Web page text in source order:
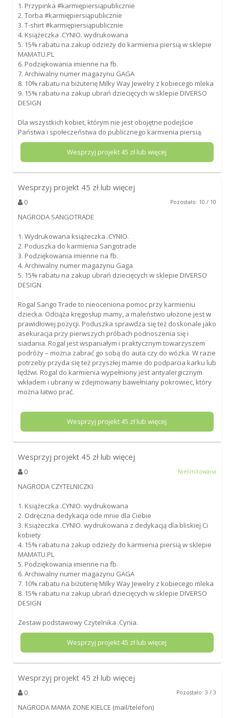
1. Przypinka #karmiępiersiąpublicznie
2. Torba #karmiępiersiąpublicznie
3. T-shirt #karmiępiersiąpublicznie
4. Książeczka .CYNIO. wydrukowana
5. 15% rabatu na zakup odzieży do karmienia piersią w sklepie
MAMATU.PL
6. Podziękowania imienne na fb.
7. Archiwalny numer magazynu GAGA
8. 10% rabatu na biżuterię Milky Way Jewelry z kobiecego mleka
9. 15% rabatu na zakup ubrań dziecięcych w sklepie DIVERSO
DESIGN
Dla wszystkich kobiet, którym nie jest obojętne podejście
Państwa i społeczeństwa do publicznego karmienia piersią.
Wesprzyj projekt45 zł lub więcej
Wesprzyj projekt 45 zł lub więcej
0 Pozostało: 10 / 10
NAGRODA SANGOTRADE
1. Wydrukowana książeczka .CYNIO.
2. Poduszka do karmienia Sangotrade
3. Podziękowania imienne na fb.
4. Archiwalny numer magazynu Gaga
5. 15% rabatu na zakup ubrań dziecięcych w sklepie DIVERSO
DESIGN
Rogal Sango Trade to nieoceniona pomoc przy karmieniu
dziecka. Odciąża kręgosłup mamy, a maleństwo ułożone jest w
prawidłowej pozycji. Poduszka sprawdza się też doskonale jako
asekuracja przy pierwszych próbach podnoszenia się i
siadania. Rogal jest wspaniałym i praktycznym towarzyszem
podróży – można zabrać go sobą do auta czy do wózka. W razie
potrzeby przyda się też przyszłej mamie do podparcia karku lub
lędźwi. Rogal do karmienia wypełniony jest antyalergicznym
wkładem i ubrany w zdejmowany bawełniany pokrowiec, który
można łatwo prać.
Wesprzyj projekt45 zł lub więcej
Wesprzyj projekt 45 zł lub więcej
0 Nielimitowana
NAGRODA CZYTELNICZKI
1. Książeczka .CYNIO. wydrukowana
2. Odręczna dedykacja ode mnie dla Ciebie
3. Książeczka .CYNIO. wydrukowana z dedykacją dla bliskiej Ci
kobiety
4. 15% rabatu na zakup odzieży do karmienia piersią w sklepie
MAMATU.PL
5. Podziękowania imienne na fb.
6. Archiwalny numer magazynu GAGA
7. 10% rabatu na biżuterię Milky Way Jewelry z kobiecego mleka
8. 15% rabatu na zakup ubrań dziecięcych w sklepie DIVERSO
DESIGN
Zestaw podstawowy Czytelnika .Cynia.
Wesprzyj projekt45 zł lub więcej
Wesprzyj projekt 45 zł lub więcej
0 Pozostało: 3 / 3
NAGRODA MAMA ZONE KIELCE (mail/telefon)